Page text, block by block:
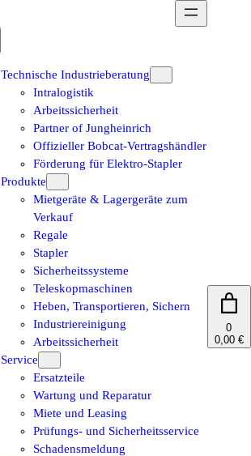
Technische Industrieberatung
Intralogistik
Arbeitssicherheit
Partner of Jungheinrich
Offizieller Bobcat-Vertragshändler
Förderung für Elektro-Stapler
Produkte
Mietgeräte & Lagergeräte zum
Verkauf
Regale
Stapler
Sicherheitssysteme
Teleskopmaschinen
Heben, Transportieren, Sichern
Industriereinigung
Arbeitssicherheit
Service
Ersatzteile
Wartung und Reparatur
Miete und Leasing
Prüfungs- und Sicherheitsservice
Schadensmeldung
0
0,00 €